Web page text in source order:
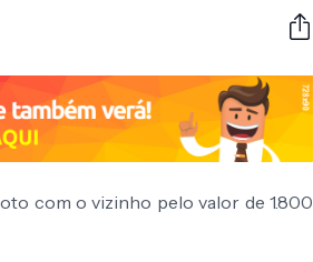
com o vizinho pelo valor de 1.800